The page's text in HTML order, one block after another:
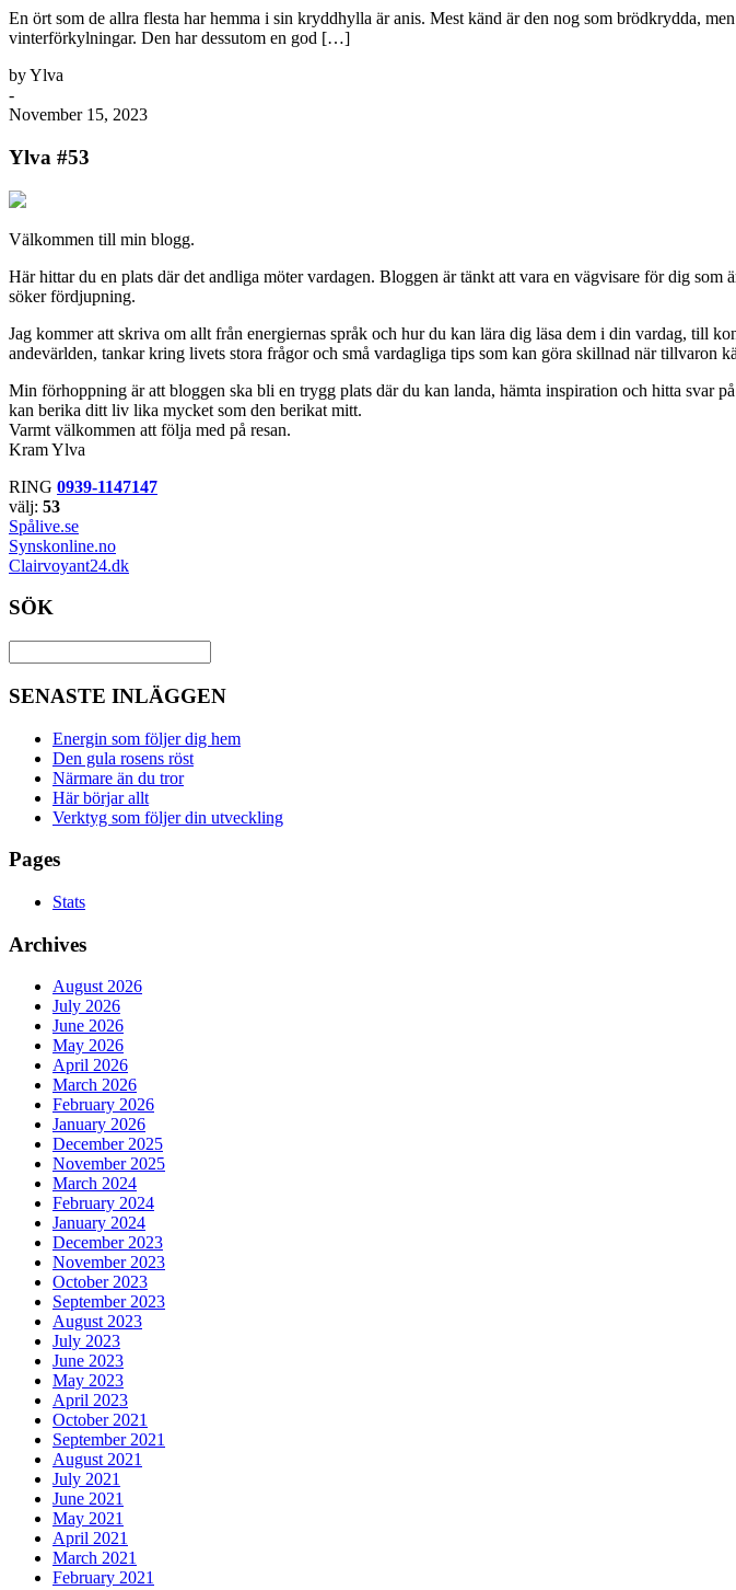
En ört som de allra flesta har hemma i sin kryddhylla är anis. Mest känd är den nog som brödkrydda,
vinterförkylningar. Den har dessutom en god […]
by Ylva
-
November 15, 2023
Ylva #53
Välkommen till min blogg.
Här hittar du en plats där det andliga möter vardagen. Bloggen är tänkt att vara en vägvisare för dig
söker fördjupning.
Jag kommer att skriva om allt från energiernas språk och hur du kan lära dig läsa dem i din vardag, till
andevärlden, tankar kring livets stora frågor och små vardagliga tips som kan göra skillnad när tillvaron
Min förhoppning är att bloggen ska bli en trygg plats där du kan landa, hämta inspiration och hitta svar
kan berika ditt liv lika mycket som den berikat mitt.
Varmt välkommen att följa med på resan.
Kram Ylva
RING 0939-1147147
välj: 53
Spålive.se
Synskonline.no
Clairvoyant24.dk
SÖK
SENASTE INLÄGGEN
Energin som följer dig hem
Den gula rosens röst
Närmare än du tror
Här börjar allt
Verktyg som följer din utveckling
Pages
Stats
Archives
August 2026
July 2026
June 2026
May 2026
April 2026
March 2026
February 2026
January 2026
December 2025
November 2025
March 2024
February 2024
January 2024
December 2023
November 2023
October 2023
September 2023
August 2023
July 2023
June 2023
May 2023
April 2023
October 2021
September 2021
August 2021
July 2021
June 2021
May 2021
April 2021
March 2021
February 2021